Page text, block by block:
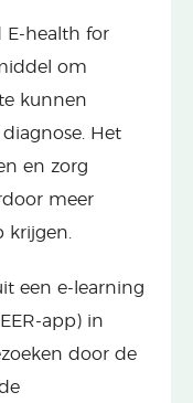
E-health for
om
kunnen
Het
en zorg
meer
krijgen.
een e-learning
app) in
door de